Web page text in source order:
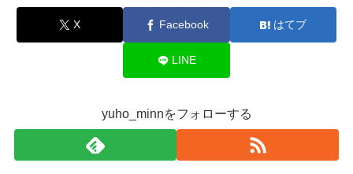
X Facebook はてブ
LINE
yuho_minnをフォローする